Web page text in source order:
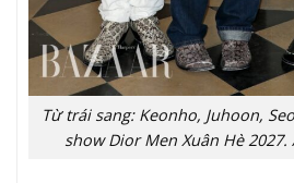
Từ trái sang: Keonho, Juhoon,
show Dior Men Xuân Hè 2027.